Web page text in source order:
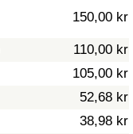
150,00 kr
110,00 kr
105,00 kr
52,68 kr
38,98 kr